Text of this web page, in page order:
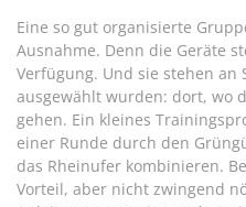
Eine so gut organisierte
Ausnahme. Denn die Geräte
Verfügung. Und sie stehen an
ausgewählt wurden: dort, wo
gehen. Ein kleines
einer Runde durch den
das Rheinufer kombinieren.
Vorteil, aber nicht zwingend